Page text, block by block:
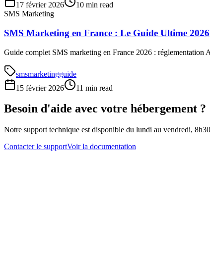
17 février 2026
10 min read
SMS Marketing
SMS Marketing en France : Le Guide Ultime 2026
Guide complet SMS marketing en France 2026 :
smsmarketingguide
15 février 2026
11 min read
Besoin d'aide avec votre hébergement ?
Notre support technique est disponible du lundi au vendredi,
Contacter le supportVoir la documentation